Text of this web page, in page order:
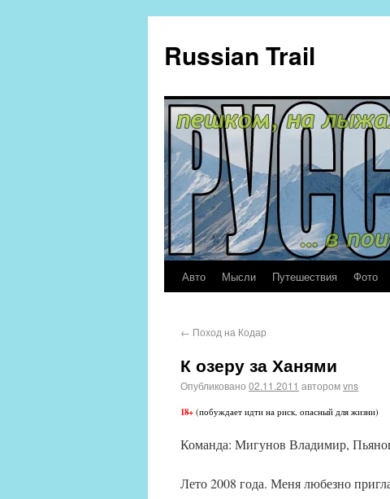
Russian Trail
Авто Мысли Путешествия Фото
← Поход на Кодар
К озеру за Ханями
Опубликовано 02.11.2011 авторомvns
18+ (побуждает идти на риск, опасный для жизни)
Команда: Мигунов Владимир,
Лето 2008 года. Меня любезно